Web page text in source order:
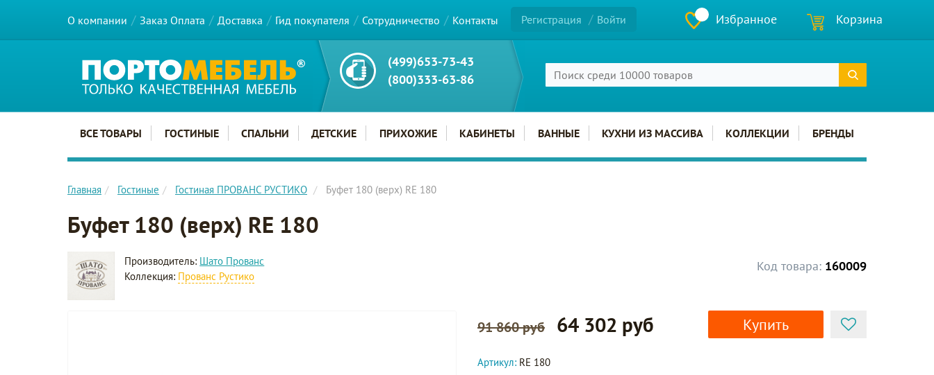
О компании Заказ Оплата Доставка Гид покупателя Сотрудничество Контакты Регистрация Войти Избранное Корзина
(499)653-73-43
(800)333-63-86
Главное меню сайта
ВСЕ ТОВАРЫ ГОСТИНЫЕ СПАЛЬНИ ДЕТСКИЕ ПРИХОЖИЕ КАБИНЕТЫ ВАННЫЕ КУХНИ ИЗ МАССИВА КОЛЛЕКЦИИ БРЕНДЫ
Главная Гостиные Гостиная ПРОВАНС РУСТИКО Буфет 180 (верх) RE 180
Буфет 180 (верх) RE 180
Код товара: 160009
Производитель: Шато Прованс
Коллекция: Прованс Рустико
91 860 руб 64 302 руб Купить
Артикул: RE 180